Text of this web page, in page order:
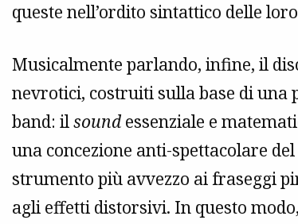
queste nell’ordito sintattico delle
Musicalmente parlando, infine, il
nevrotici, costruiti sulla base di
band: ilsoundessenziale e
una concezione anti-spettacolare
strumento più avvezzo ai fraseggi
agli effetti distorsivi. In questo